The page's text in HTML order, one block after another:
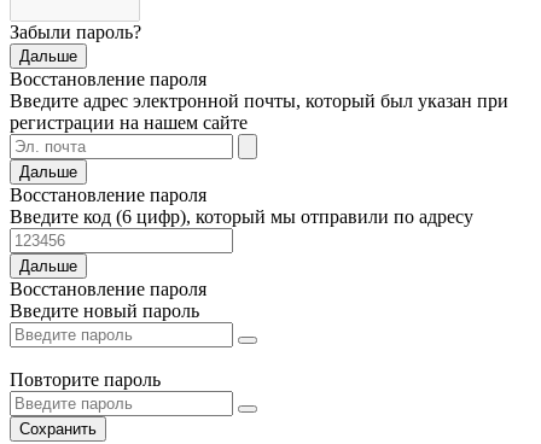
Забыли пароль?
Дальше
Восстановление пароля
Введите адрес электронной почты, который был указан при
регистрации на нашем сайте
Дальше
Восстановление пароля
Введите код (6 цифр), который мы отправили по адресу
Дальше
Восстановление пароля
Введите новый пароль
Повторите пароль
Сохранить